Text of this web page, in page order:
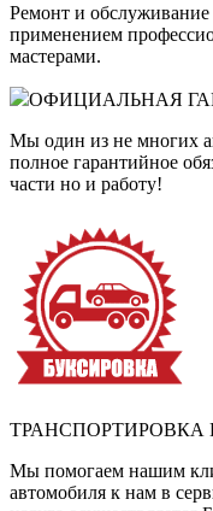
Ремонт и обслуживание
применением
мастерами.
ОФИЦИАЛЬНАЯ
Мы один из не многих
полное гарантийное
части но и работу!
ТРАНСПОРТИРОВКА
Мы помогаем нашим
автомобиля к нам в